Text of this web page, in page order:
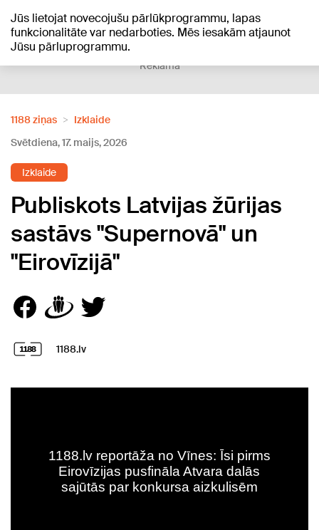
Jūs lietojat novecojušu pārlūkprogrammu, lapas
funkcionalitāte var nedarboties. Mēs iesakām atjaunot
Jūsu pārluprogrammu.
+21°C
Reklāma
1188 ziņas
Izklaide
Svētdiena, 17. maijs, 2026
Izklaide
Publiskots Latvijas žūrijas
sastāvs "Supernovā" un
"Eirovīzijā"
1188.lv